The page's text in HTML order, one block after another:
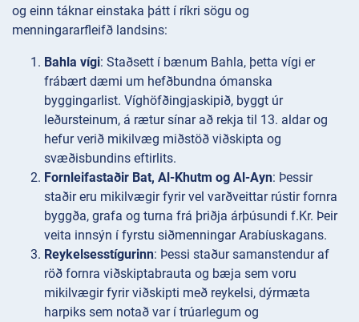
og einn táknar einstaka þátt í ríkri sögu og
menningararfleifð landsins:
Bahla vígi: Staðsett í bænum Bahla, þetta vígi er
frábært dæmi um hefðbundna ómanska
byggingarlist. Víghöfðingjaskipið, byggt úr
leðursteinum, á rætur sínar að rekja til 13. aldar og
hefur verið mikilvæg miðstöð viðskipta og
svæðisbundins eftirlits.
Fornleifastaðir Bat, Al-Khutm og Al-Ayn: Þessir
staðir eru mikilvægir fyrir vel varðveittar rústir fornra
byggða, grafa og turna frá þriðja árþúsundi f.Kr. Þeir
veita innsýn í fyrstu siðmenningar Arabíuskagans.
Reykelsesstígurinn: Þessi staður samanstendur af
röð fornra viðskiptabrauta og bæja sem voru
mikilvægir fyrir viðskipti með reykelsi, dýrmæta
harpiks sem notað var í trúarlegum og